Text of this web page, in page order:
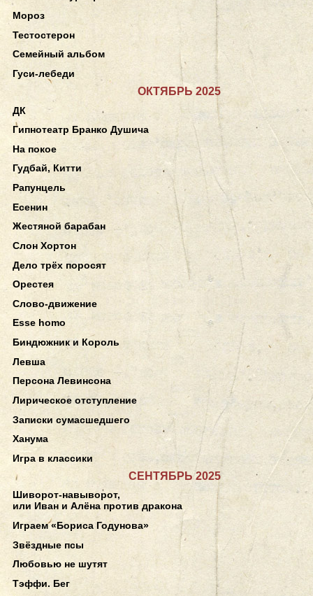
Мороз
Тестостерон
Семейный альбом
Гуси-лебеди
ОКТЯБРЬ 2025
ДК
Гипнотеатр Бранко Душича
На покое
Гудбай, Китти
Рапунцель
Есенин
Жестяной барабан
Слон Хортон
Дело трёх поросят
Орестея
Слово-движение
Esse homo
Биндюжник и Король
Левша
Персона Левинсона
Лирическое отступление
Записки сумасшедшего
Ханума
Игра в классики
СЕНТЯБРЬ 2025
Шиворот-навыворот,
или Иван и Алёна против дракона
Играем «Бориса Годунова»
Звёздные псы
Любовью не шутят
Тэффи. Бег